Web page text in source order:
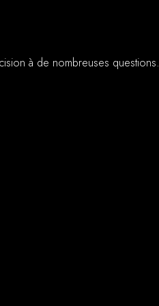
à de nombreuses questions.